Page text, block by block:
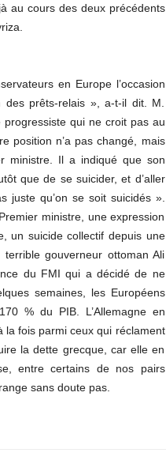
au cours des deux précédents
en Europe l’occasion
des prêts-relais », a-t-il dit. M.
progressiste qui ne croit pas au
position n’a pas changé, mais
ministre. Il a indiqué que son
que de se suicider, et d’aller
juste qu’on se soit suicidés ».
ministre, une expression
un suicide collectif depuis une
gouverneur ottoman Ali
du FMI qui a décidé de ne
semaines, les Européens
% du PIB. L’Allemagne en
la fois parmi ceux qui réclament
la dette grecque, car elle en
entre certains de nos pairs
sans doute pas.